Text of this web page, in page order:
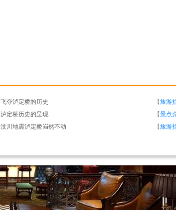
飞夺泸定桥的历史 【旅游
泸定桥历史的呈现 【景点
汶川地震泸定桥岿然不动 【旅游